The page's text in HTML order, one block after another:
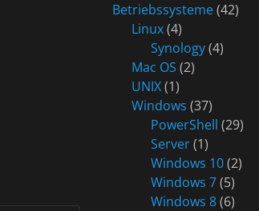
Betriebssysteme(42)
Linux(4)
Synology(4)
Mac OS (2)
UNIX(1)
Windows (37)
PowerShell (29)
Server(1)
Windows 10(2)
Windows 7(5)
Windows 8(6)